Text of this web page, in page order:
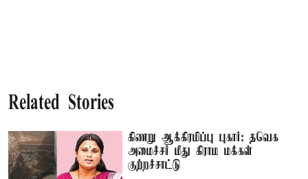
Related Stories
கிணறு ஆக்கிரமிப்பு புகார்: தவெக
அமைச்சர் மீது கிராம மக்கள்
குற்றச்சாட்டு